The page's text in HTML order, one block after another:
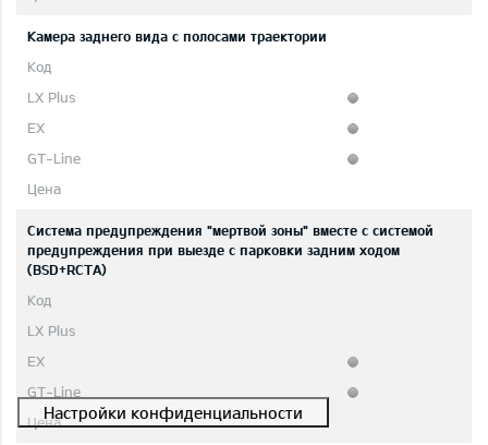
Камера заднего вида с полосами траектории
Система предупреждения "мертвой зоны" вместе с системой
предупреждения при выезде с парковки задним ходом
(BSD+RCTA)